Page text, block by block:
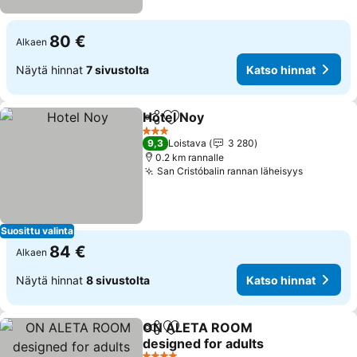
Alkaen 80 €
Näytä hinnat 7 sivustolta Katso hinnat
Suosittu valinta
Jaa Lisää suosikkeihin
Hotel Noy
3 Tähtiluokitus
9,3 Loistava
3 280
0.2 km rannalle
San Cristóbalin rannan läheisyysKatso
Alkaen 84 €
Näytä hinnat 8 sivustolta Katso hinnat
Jaa Lisää suosikkeihin
ON ALETA ROOM
designed for adults